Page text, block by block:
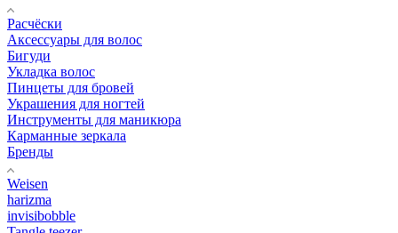
Расчёски
Аксессуары для волос
Бигуди
Укладка волос
Пинцеты для бровей
Украшения для ногтей
Инструменты для маникюра
Карманные зеркала
Бренды
Weisen
harizma
invisibobble